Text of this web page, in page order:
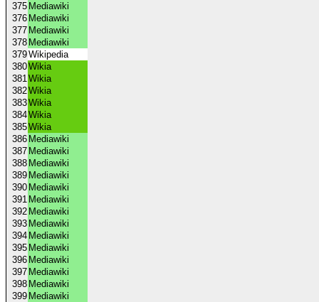
375 Mediawiki
376 Mediawiki
377 Mediawiki
378 Mediawiki
379Wikipedia
380Wikia
381Wikia
382Wikia
383Wikia
384Wikia
385Wikia
386 Mediawiki
387 Mediawiki
388 Mediawiki
389 Mediawiki
390 Mediawiki
391 Mediawiki
392 Mediawiki
393 Mediawiki
394 Mediawiki
395 Mediawiki
396 Mediawiki
397 Mediawiki
398 Mediawiki
399 Mediawiki